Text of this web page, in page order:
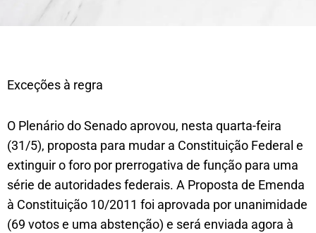
Exceções à regra
O Plenário do Senado aprovou, nesta quarta-feira
(31/5), proposta para mudar a Constituição Federal e
extinguir o foro por prerrogativa de função para uma
série de autoridades federais. A Proposta de Emenda
à Constituição 10/2011 foi aprovada por unanimidade
(69 votos e uma abstenção) e será enviada agora à